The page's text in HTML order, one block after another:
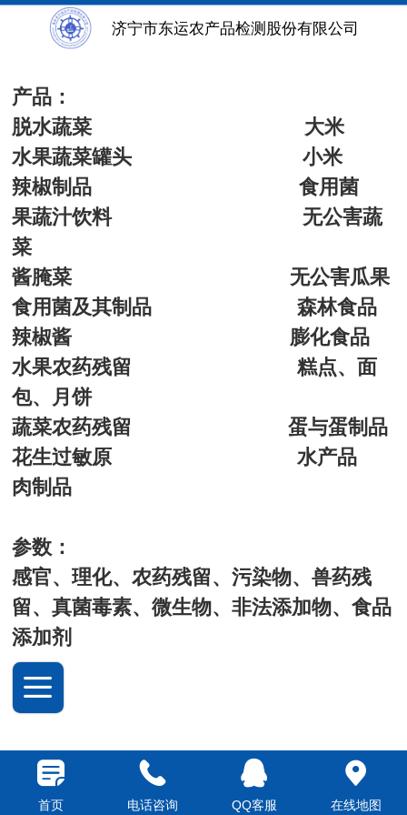
济宁市东运农产品检测股份有限公司
食品类
产品：
脱水蔬菜 大米
水果蔬菜罐头 小米
辣椒制品 食用菌
果蔬汁饮料 无公害蔬
菜
酱腌菜 无公害瓜果
食用菌及其制品 森林食品
辣椒酱 膨化食品
水果农药残留 糕点、面
包、月饼
蔬菜农药残留 蛋与蛋制品
花生过敏原 水产品
肉制品
参数：
感官、理化、农药残留、污染物、兽药残
留、真菌毒素、微生物、非法添加物、食品
添加剂
首页 电话咨询 QQ客服 在线地图